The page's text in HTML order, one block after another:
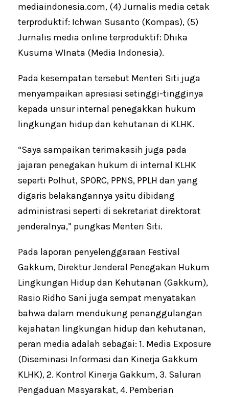
mediaindonesia.com, (4) Jurnalis media cetak
terproduktif: Ichwan Susanto (Kompas), (5)
Jurnalis media online terproduktif: Dhika
Kusuma WInata (Media Indonesia).
Pada kesempatan tersebut Menteri Siti juga
menyampaikan apresiasi setinggi-tingginya
kepada unsur internal penegakkan hukum
lingkungan hidup dan kehutanan di KLHK.
“Saya sampaikan terimakasih juga pada
jajaran penegakan hukum di internal KLHK
seperti Polhut, SPORC, PPNS, PPLH dan yang
digaris belakangannya yaitu dibidang
administrasi seperti di sekretariat direktorat
jenderalnya,” pungkas Menteri Siti.
Pada laporan penyelenggaraan Festival
Gakkum, Direktur Jenderal Penegakan Hukum
Lingkungan Hidup dan Kehutanan (Gakkum),
Rasio Ridho Sani juga sempat menyatakan
bahwa dalam mendukung penanggulangan
kejahatan lingkungan hidup dan kehutanan,
peran media adalah sebagai: 1. Media Exposure
(Diseminasi Informasi dan Kinerja Gakkum
KLHK), 2. Kontrol Kinerja Gakkum, 3. Saluran
Pengaduan Masyarakat, 4. Pemberian